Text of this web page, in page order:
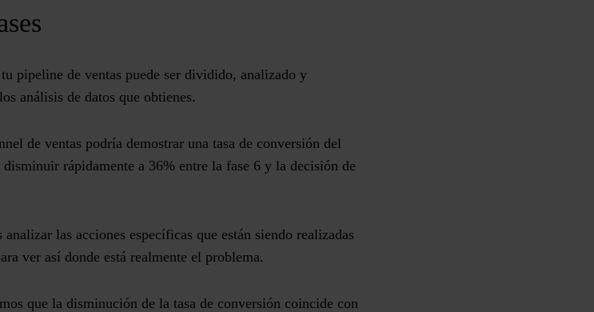
pipeline de ventas puede ser dividido, analizado y
análisis de datos que obtienes.
de ventas podría demostrar una tasa de conversión del
rápidamente a 36% entre la fase 6 y la decisión de
las acciones específicas que están siendo realizadas
ver así donde está realmente el problema.
que la disminución de la tasa de conversión coincide con